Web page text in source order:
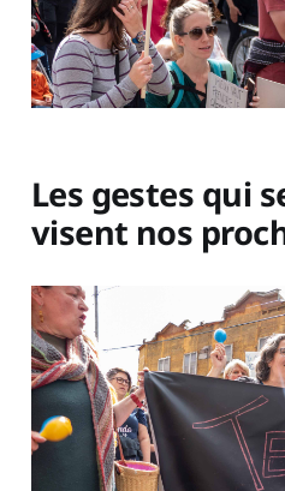
Les gestes qui
visent nos